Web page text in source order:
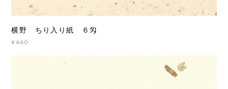
横野 ちり入り紙 ６匁
¥660